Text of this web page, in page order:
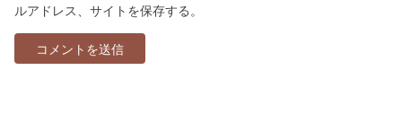
ルアドレス、サイトを保存する。